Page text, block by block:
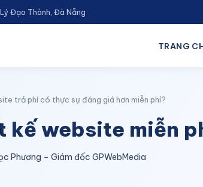
Đạo Thành, Đà Nẵng
TRANG
trả phí có thực sự đáng giá hơn miễn phí?
kế website miễn
Phương – Giám đốc GPWebMedia